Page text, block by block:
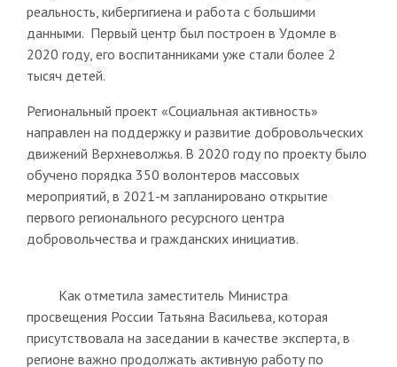
реальность, кибергигиена и работа с большими
данными. Первый центр был построен в Удомле в
2020 году, его воспитанниками уже стали более 2
тысяч детей.
Региональный проект «Социальная активность»
направлен на поддержку и развитие добровольческих
движений Верхневолжья. В 2020 году по проекту было
обучено порядка 350 волонтеров массовых
мероприятий, в 2021-м запланировано открытие
первого регионального ресурсного центра
добровольчества и гражданских инициатив.
Как отметила заместитель Министра
просвещения России Татьяна Васильева, которая
присутствовала на заседании в качестве эксперта, в
регионе важно продолжать активную работу по